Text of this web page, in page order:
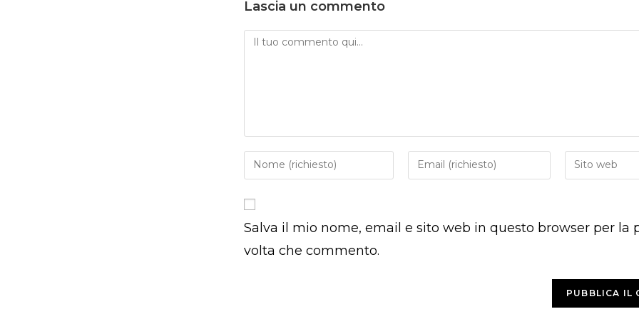
Lascia un commento
Commento
Inserisci
il
nome
o
nome
Inserisci
il
email
Inserisci
l'URL
web
Salva il mio nome, email e sito web in questo browser per la
volta che commento.